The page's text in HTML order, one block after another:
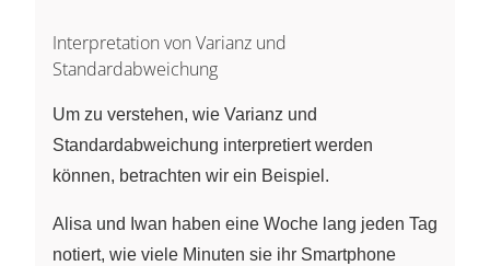
Interpretation von Varianz und
Standardabweichung
Um zu verstehen, wie Varianz und
Standardabweichung interpretiert werden
können, betrachten wir ein Beispiel.
Alisa und Iwan haben eine Woche lang jeden Tag
notiert, wie viele Minuten sie ihr Smartphone